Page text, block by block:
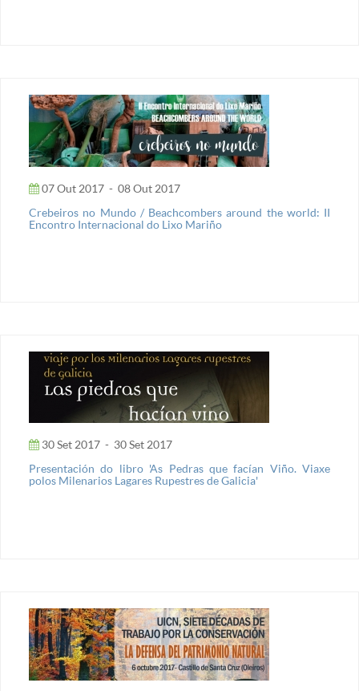
07 Out 2017 - 08 Out 2017
Crebeiros no Mundo / Beachcombers around the world: II
Encontro Internacional do Lixo Mariño
30 Set 2017 - 30 Set 2017
Presentación do libro 'As Pedras que facían Viño. Viaxe
polos Milenarios Lagares Rupestres de Galicia'